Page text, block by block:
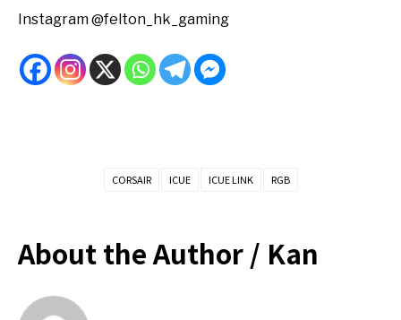
Instagram @felton_hk_gaming
CORSAIR ICUE ICUE LINK RGB
About the Author / Kan